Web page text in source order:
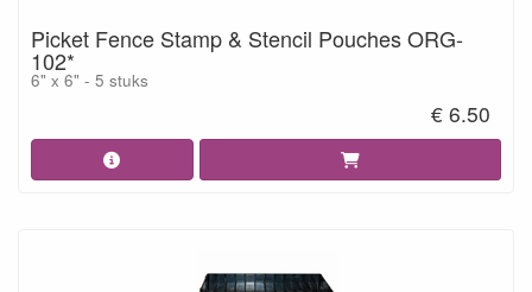
Picket Fence Stamp & Stencil Pouches ORG-
102*
6" x 6" - 5 stuks
€ 6.50